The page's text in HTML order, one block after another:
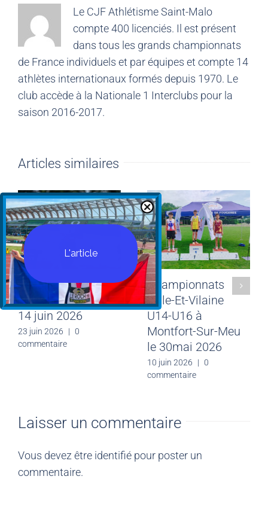
Le CJF Athlétisme Saint-Malo
compte 400 licenciés. Il est présent
dans tous les grands championnats
de France individuels et par équipes et compte 14
athlètes internationaux formés depuis 1970. Le
club accède à la Nationale 1 Interclubs pour la
saison 2016-2017.
Articles similaires
Résultats du
weekend des 13 et
14 juin 2026
23 juin 2026 | 0
commentaire
Championnats
d’Ille-Et-Vilaine
U14-U16 à
Montfort-Sur-Meu
le 30mai 2026
10 juin 2026 | 0
commentaire
Laisser un commentaire
Vous devez être identifié pour poster un
commentaire.
L'article